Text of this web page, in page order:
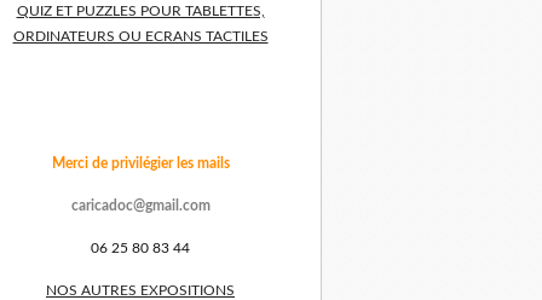
QUIZ ET PUZZLES POUR TABLETTES,
ORDINATEURS OU ECRANS TACTILES
Merci de privilégier les mails
caricadoc@gmail.com
06 25 80 83 44
NOS AUTRES EXPOSITIONS